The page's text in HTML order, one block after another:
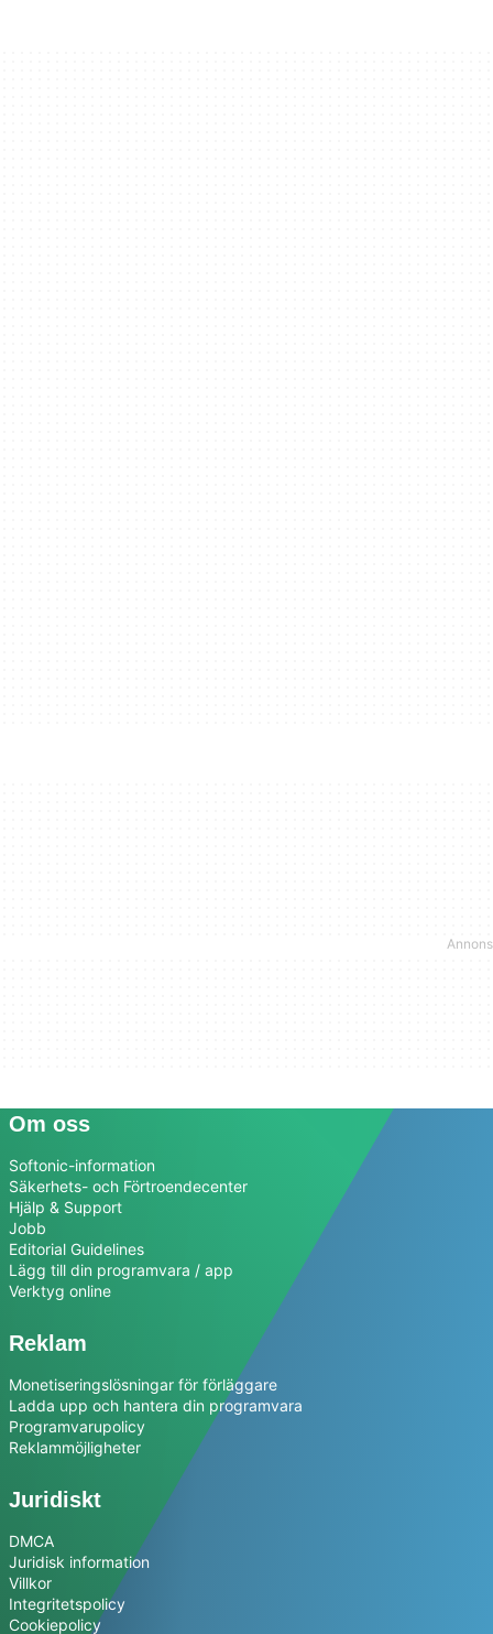
Om oss
Softonic-information
Säkerhets- och Förtroendecenter
Hjälp & Support
Jobb
Editorial Guidelines
Lägg till din programvara / app
Verktyg online
Reklam
Monetiseringslösningar för förläggare
Ladda upp och hantera din programvara
Programvarupolicy
Reklammöjligheter
Juridiskt
DMCA
Juridisk information
Villkor
Integritetspolicy
Cookiepolicy